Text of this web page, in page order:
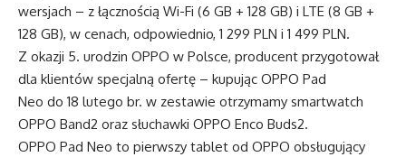
wersjach – z łącznością Wi-Fi (6 GB + 128 GB) i LTE (8 GB +
128 GB), w cenach, odpowiednio, 1 299 PLN i 1 499 PLN.
Z okazji 5. urodzin OPPO w Polsce, producent przygotował
dla klientów specjalną ofertę – kupując OPPO Pad
Neo do 18 lutego br. w zestawie otrzymamy smartwatch
OPPO Band2 oraz słuchawki OPPO Enco Buds2.
OPPO Pad Neo to pierwszy tablet od OPPO obsługujący